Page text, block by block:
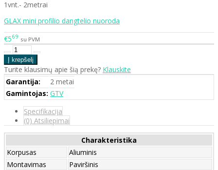
1vnt.- 2metrai
GLAX mini profilio dangtelio nuoroda
€569 su PVM
Turite klausimų apie šią prekę? Klauskite
Garantija:
2 metai
Gamintojas: GTV
Specifikacija
(0) Atsiliepimai
Charakteristika
Korpusas
Aliuminis
Montavimas
Paviršinis